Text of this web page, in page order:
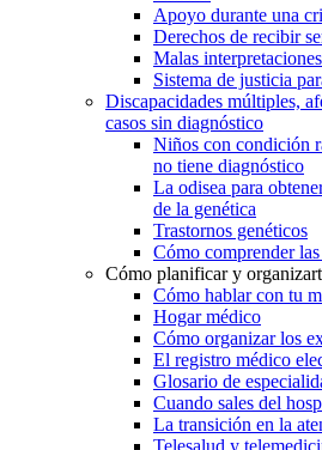
Apoyo durante una
Derechos de recibir
Malas
Sistema de justicia
Discapacidades múltiples,
casos sin diagnóstico
Niños con condición
no tiene diagnóstico
La odisea para
de la genética
Trastornos genéticos
Cómo comprender
Cómo planificar y
Cómo hablar con tu
Hogar médico
Cómo organizar los
El registro médico
Glosario de
Cuando sales del
La transición en la
Telesalud y